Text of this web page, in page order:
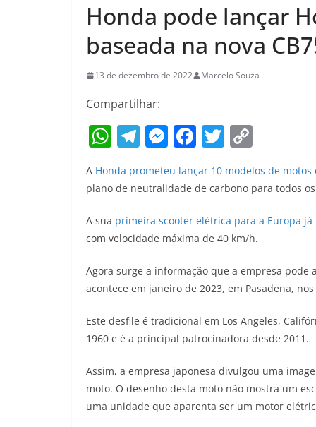
Honda pode lançar
baseada na nova
13 de dezembro de 2022 Marcelo Souza
Compartilhar:
W
h
at
A
p
p
T
e
a
m
M
e
ss
n
g
er
F
c
b
o
o
k
T
itt
o
p
y
Li
n
k
A Honda prometeu lançar 10 modelos de
plano de neutralidade de carbono para todos
A sua primeira scooter elétrica para a Europa já
com velocidade máxima de 40 km/h.
Agora surge a informação que a empresa pode
acontece em janeiro de 2023, em Pasadena,
Este desfile é tradicional em Los Angeles,
1960 e é a principal patrocinadora desde 2011.
Assim, a empresa japonesa divulgou uma
moto. O desenho desta moto não mostra um
uma unidade que aparenta ser um motor